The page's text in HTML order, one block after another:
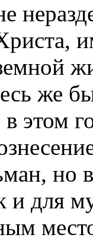
же
этом
но
и для